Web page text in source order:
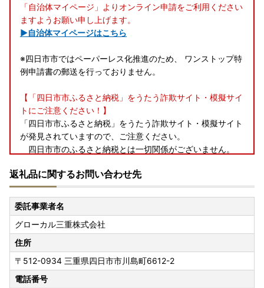
「自治体マイページ」よりオンライン申請をご利用ください
ますようお願い申し上げます。
▶自治体マイページはこちら
※四日市市ではペーパーレス化推進のため、 ワンストップ特
例申請書の郵送を行っておりません。
【「四日市市ふるさと納税」をうたう詐欺サイト・模擬サイ
トにご注意ください！】
「四日市市ふるさと納税」をうたう詐欺サイト・模擬サイト
が発見されていますので、ご注意ください。
四日市市のふるさと納税とは一切関係がございません。
【お問い合わせ先】
〒510-8601三重県四日市市諏訪町１番５号
四日市市役所 ふるさと納税推進室
TEL:059-354-8525
✉furusato@city.yokkaichi.mie.jp
平日9：00～17：00
返礼品に関するお問い合わせ先
委託事業者名
グローカル三重株式会社
住所
〒512-0934 三重県四日市市川島町6612-2
電話番号